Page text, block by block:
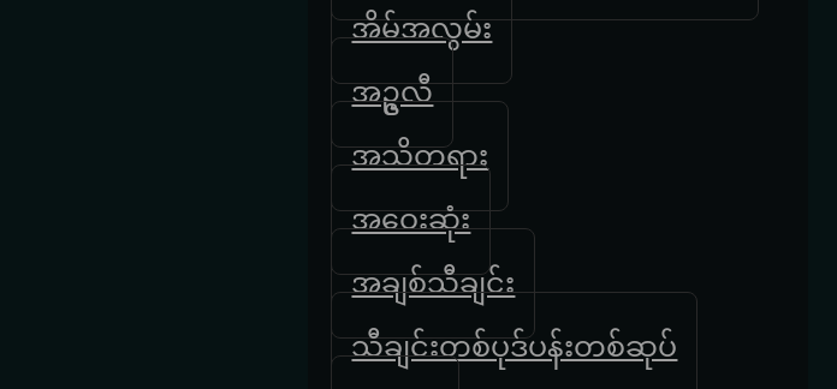
အိမ်အလွမ်း
အဥ္ဇလီ
အသိတရား
အဝေးဆုံး
အချစ်သီချင်း
သီချင်းတစ်ပုဒ်ပန်းတစ်ဆုပ်